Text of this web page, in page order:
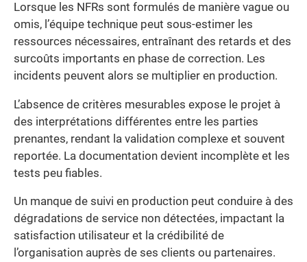
Lorsque les NFRs sont formulés de manière vague ou
omis, l’équipe technique peut sous-estimer les
ressources nécessaires, entraînant des retards et des
surcoûts importants en phase de correction. Les
incidents peuvent alors se multiplier en production.
L’absence de critères mesurables expose le projet à
des interprétations différentes entre les parties
prenantes, rendant la validation complexe et souvent
reportée. La documentation devient incomplète et les
tests peu fiables.
Un manque de suivi en production peut conduire à des
dégradations de service non détectées, impactant la
satisfaction utilisateur et la crédibilité de
l’organisation auprès de ses clients ou partenaires.